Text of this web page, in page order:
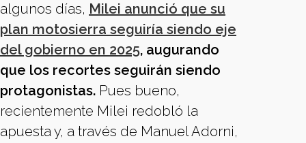
algunos días, Milei anunció que su
plan motosierra seguiría siendo eje
del gobierno en 2025, augurando
que los recortes seguirán siendo
protagonistas. Pues bueno,
recientemente Milei redobló la
apuesta y, a través de Manuel Adorni,